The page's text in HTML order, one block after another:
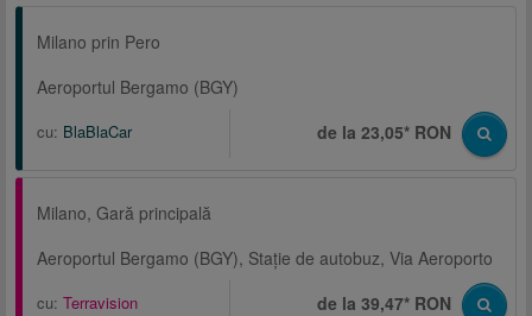
Milano prin Pero
Aeroportul Bergamo (BGY)
cu: BlaBlaCar de la 23,05* RON
Milano, Gară principală
Aeroportul Bergamo (BGY), Staţie de autobuz, Via Aeroporto
cu: Terravision de la 39,47* RON